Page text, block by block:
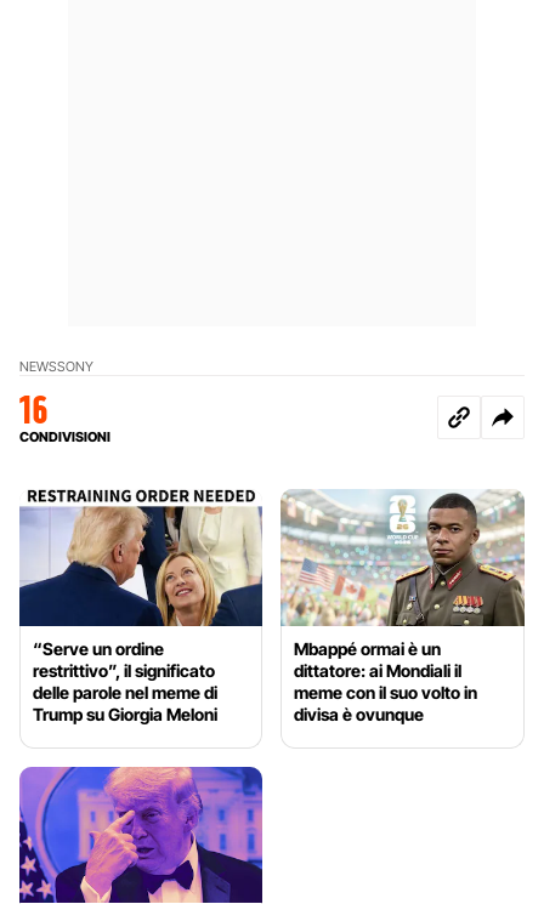
NEWSSONY
16
CONDIVISIONI
“Serve un ordine
restrittivo”, il significato
delle parole nel meme di
Trump su Giorgia Meloni
Mbappé ormai è un
dittatore: ai Mondiali il
meme con il suo volto in
divisa è ovunque